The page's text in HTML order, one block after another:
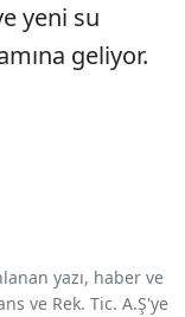
yeni su
geliyor.
yazı, haber ve
ve Rek. Tic. A.Ş'ye